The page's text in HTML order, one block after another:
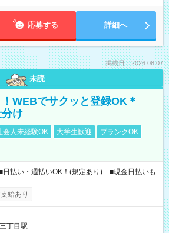
応募する 詳細へ
掲載日：2026.08.07
未読
WEBでサクッと登録OK＊
け
会人未経験OK 大学生歓迎
ブランクOK
払い・週払いOK！(規定あり) ■現金日払いも
給あり
丁目駅